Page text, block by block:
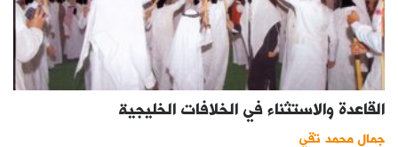
القاعدة والاستثناء في الخلافات الخليجية
جمال محمد تقي